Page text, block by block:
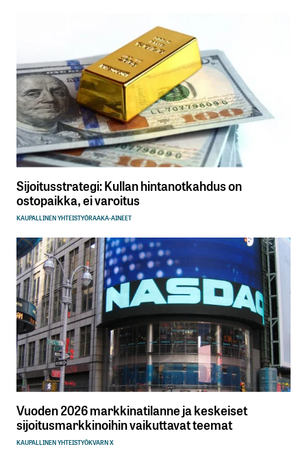
Sijoitusstrategi: Kullan hintanotkahdus on
ostopaikka, ei varoitus
KAUPALLINEN YHTEISTYÖRAAKA-AINEET
Vuoden 2026 markkinatilanne ja keskeiset
sijoitusmarkkinoihin vaikuttavat teemat
KAUPALLINEN YHTEISTYÖKVARN X